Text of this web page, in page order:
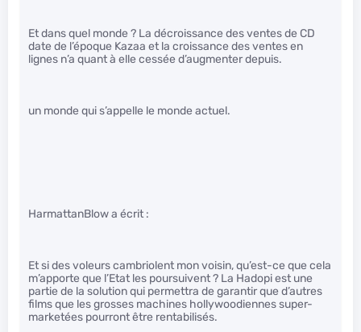
Et dans quel monde ? La décroissance des ventes de CD
date de l’époque Kazaa et la croissance des ventes en
lignes n’a quant à elle cessée d’augmenter depuis.
un monde qui s’appelle le monde actuel.
HarmattanBlow a écrit :
Et si des voleurs cambriolent mon voisin, qu’est-ce que cela
m’apporte que l’Etat les poursuivent ? La Hadopi est une
partie de la solution qui permettra de garantir que d’autres
films que les grosses machines hollywoodiennes super-
marketées pourront être rentabilisés.